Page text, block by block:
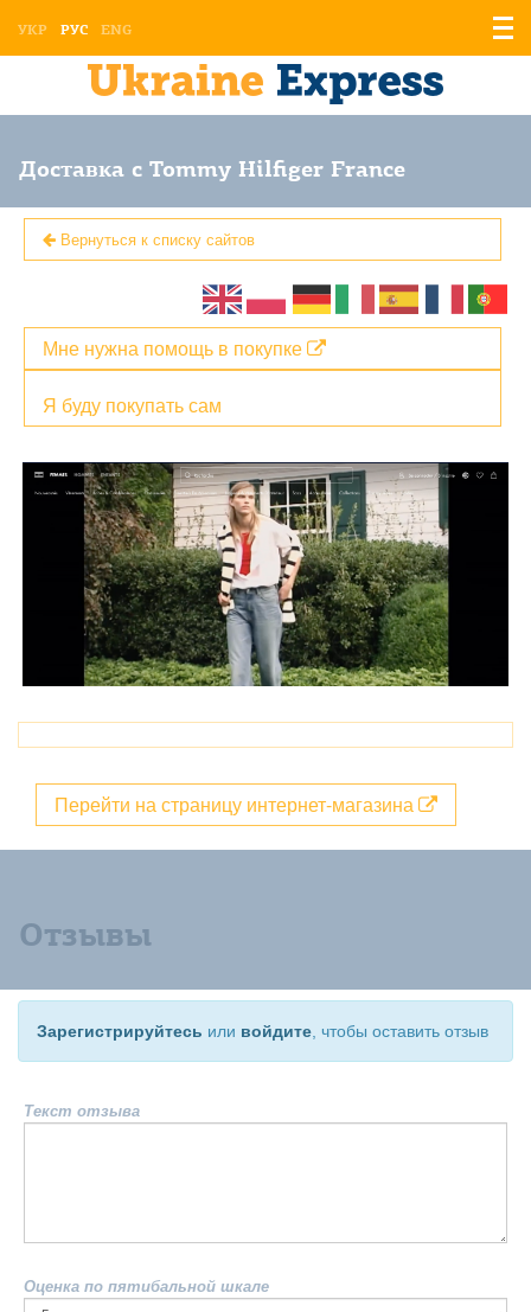
УКР РУС ENG
Доставка с Tommy Hilfiger France
Вернуться к списку сайтов
Я буду покупать сам
Мне нужна помощь в покупке
Перейти на страницу интернет-магазина
Отзывы
Зарегистрируйтесь или войдите , чтобы оставить отзыв
Текст отзыва
Оценка по пятибальной шкале